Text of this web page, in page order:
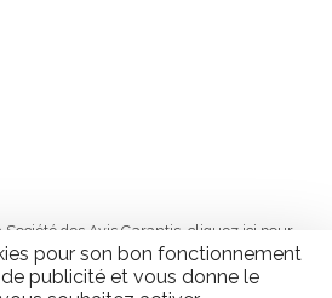
des Avis Garantis, cliquez ici pour
pour son bon fonctionnement
publicité et vous donne le